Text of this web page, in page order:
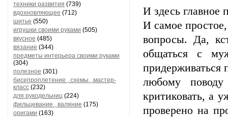
техники развития (739)
вдохновляющее (712)
шитье (550)
игрушки своими руками (505)
вкусное (485)
вязание (344)
предметы интерьера своими руками
(304)
полезное (301)
бисепроплетение , схемы , мастер-
класс (232)
для рукодельниц (224)
фильцевание , валяние (175)
оригами (163)
И здесь главное
И самое простое,
вопросы. Да,
общаться с
любому
критиковать, а
проверено на